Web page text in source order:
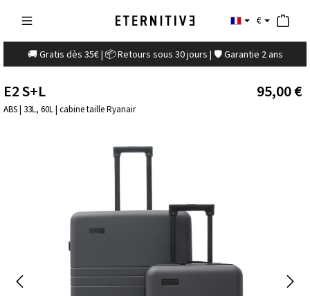
€
🚚 Gratis dès 35€ | 📦 Retours sous 30 jours | 🛡️ Garantie 2 ans
E2 S+L
ABS | 33L, 60L | cabine taille Ryanair
95,00 €